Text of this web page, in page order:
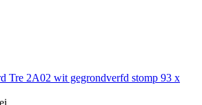
Tre 2A02 wit gegrondverfd stomp 93 x